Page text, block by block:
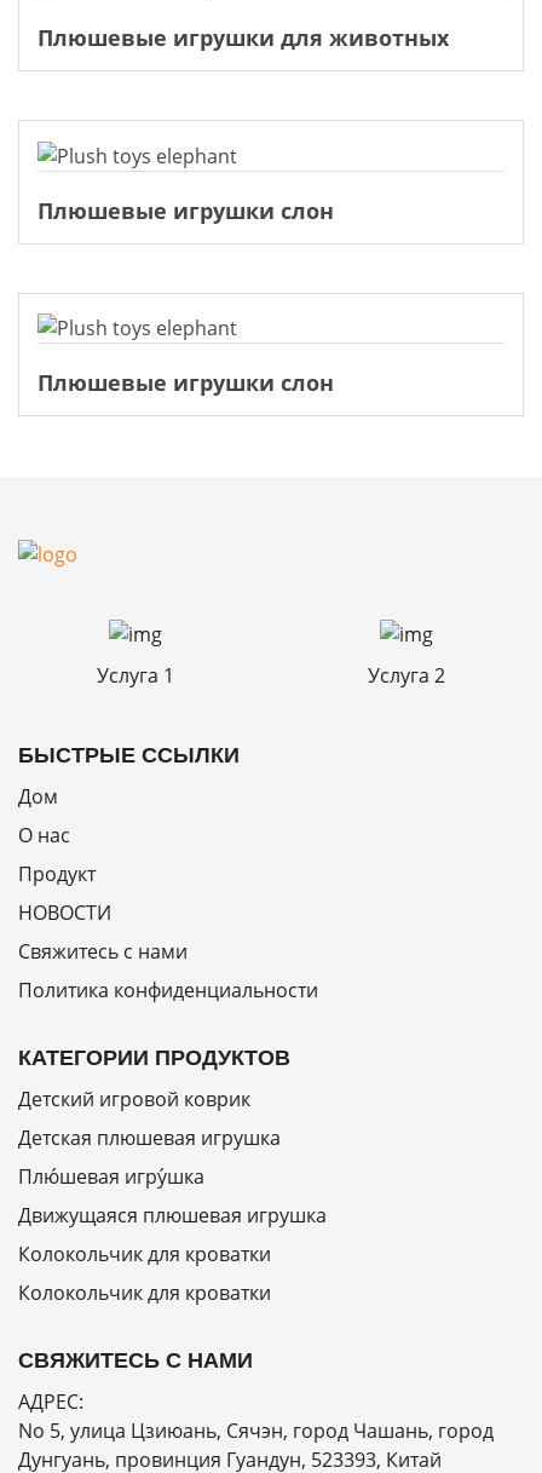
Плюшевые игрушки для животных
Плюшевые игрушки слон
Плюшевые игрушки слон
Услуга 1 Услуга 2
БЫСТРЫЕ ССЫЛКИ
Дом
О нас
Продукт
НОВОСТИ
Свяжитесь с нами
Политика конфиденциальности
КАТЕГОРИИ ПРОДУКТОВ
Детский игровой коврик
Детская плюшевая игрушка
Плю́шевая игру́шка
Движущаяся плюшевая игрушка
Колокольчик для кроватки
Колокольчик для кроватки
СВЯЖИТЕСЬ С НАМИ
АДРЕС:
No 5, улица Цзиюань, Сячэн, город Чашань, город
Дунгуань, провинция Гуандун, 523393, Китай